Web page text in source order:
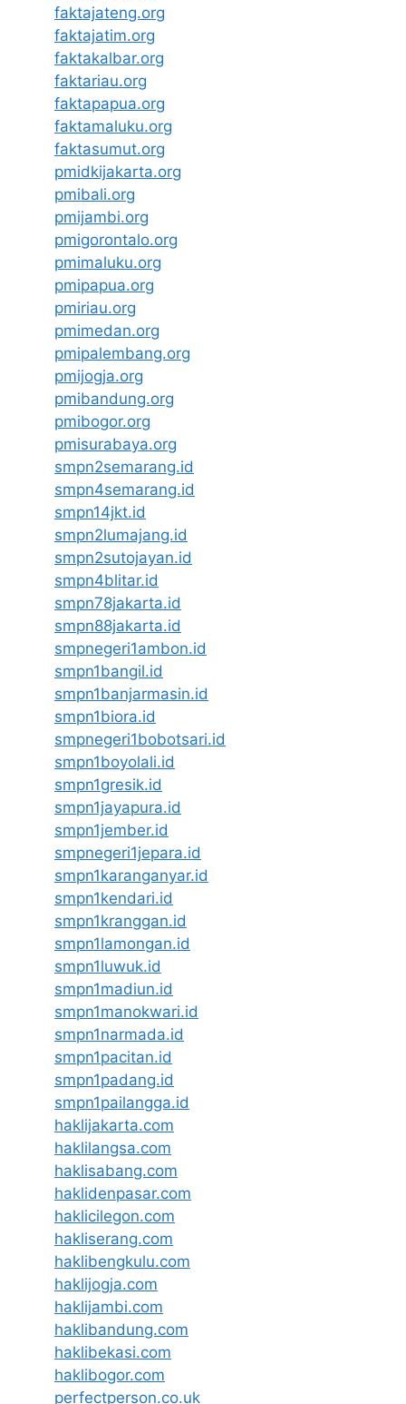
faktajateng.org
faktajatim.org
faktakalbar.org
faktariau.org
faktapapua.org
faktamaluku.org
faktasumut.org
pmidkijakarta.org
pmibali.org
pmijambi.org
pmigorontalo.org
pmimaluku.org
pmipapua.org
pmiriau.org
pmimedan.org
pmipalembang.org
pmijogja.org
pmibandung.org
pmibogor.org
pmisurabaya.org
smpn2semarang.id
smpn4semarang.id
smpn14jkt.id
smpn2lumajang.id
smpn2sutojayan.id
smpn4blitar.id
smpn78jakarta.id
smpn88jakarta.id
smpnegeri1ambon.id
smpn1bangil.id
smpn1banjarmasin.id
smpn1biora.id
smpnegeri1bobotsari.id
smpn1boyolali.id
smpn1gresik.id
smpn1jayapura.id
smpn1jember.id
smpnegeri1jepara.id
smpn1karanganyar.id
smpn1kendari.id
smpn1kranggan.id
smpn1lamongan.id
smpn1luwuk.id
smpn1madiun.id
smpn1manokwari.id
smpn1narmada.id
smpn1pacitan.id
smpn1padang.id
smpn1pailangga.id
haklijakarta.com
haklilangsa.com
haklisabang.com
haklidenpasar.com
haklicilegon.com
hakliserang.com
haklibengkulu.com
haklijogja.com
haklijambi.com
haklibandung.com
haklibekasi.com
haklibogor.com
perfectperson.co.uk